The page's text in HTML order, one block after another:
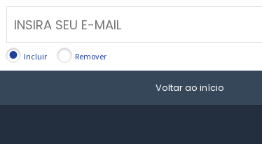
Incluir Remover
Voltar ao início